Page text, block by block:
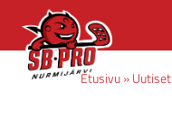
Pro
etusivulle
Etusivu»Uutiset